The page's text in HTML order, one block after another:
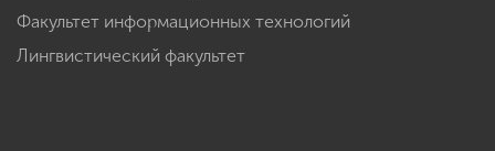
Факультет информационных технологий
Лингвистический факультет